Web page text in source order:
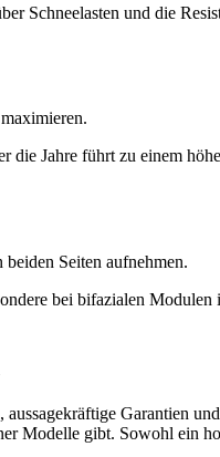
Schneelasten und die
Jahre führt zu einem
Seiten aufnehmen.
bei bifazialen Modulen
Garantien
Modelle gibt. Sowohl ein